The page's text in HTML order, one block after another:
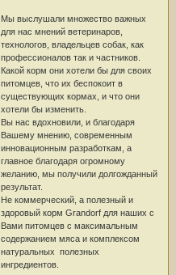
Мы выслушали множество важных
для нас мнений ветеринаров,
технологов, владельцев собак, как
профессионалов так и частников.
Какой корм они хотели бы для своих
питомцев, что их беспокоит в
существующих кормах, и что они
хотели бы изменить.
Вы нас вдохновили, и благодаря
Вашему мнению, современным
инновационным разработкам, а
главное благодаря огромному
желанию, мы получили долгожданный
результат.
Не коммерческий, а полезный и
здоровый корм Grandorf для наших с
Вами питомцев с максимальным
содержанием мяса и комплексом
натуральных полезных
ингредиентов.